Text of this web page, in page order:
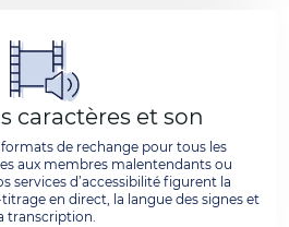
caractères et son
de rechange pour tous les
aux membres malentendants ou
services d’accessibilité figurent la
en direct, la langue des signes et
transcription.